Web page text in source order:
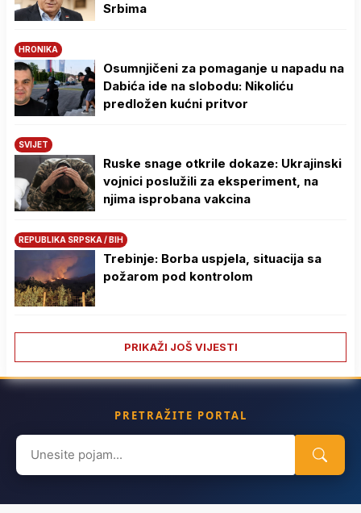
Srbima
HRONIKA
Osumnjičeni za pomaganje u napadu na
Dabića ide na slobodu: Nikoliću
predložen kućni pritvor
SVIJET
Ruske snage otkrile dokaze: Ukrajinski
vojnici poslužili za eksperiment, na
njima isprobana vakcina
REPUBLIKA SRPSKA / BIH
Trebinje: Borba uspjela, situacija sa
požarom pod kontrolom
PRIKAŽI JOŠ VIJESTI
PRETRAŽITE PORTAL
Search
for: